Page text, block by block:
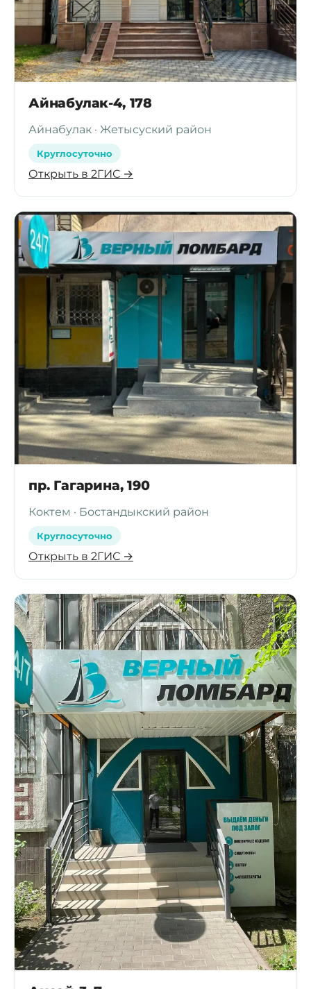
Айнабулак-4, 178
Айнабулак · Жетысуский район
Круглосуточно
Открыть в 2ГИС →
пр. Гагарина, 190
Коктем · Бостандыкский район
Круглосуточно
Открыть в 2ГИС →